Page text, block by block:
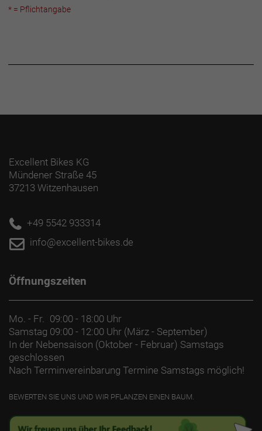
* = Pflichtangabe
Excellent Bikes KG
Mündener Straße 45
37213 Witzenhausen
+49 5542 933314
info@excellent-bikes.de
Öffnungszeiten
Mo. - Fr. 09:00 - 18:00 Uhr
Samstag 09:00 - 12:00 Uhr (März - September)
In der Nebensaison (Oktober - Februar) Samstags
geschlossen
Nach Terminvereinbarung Termine Samstags möglich!
BEWERTEN SIE UNS UND WIR PFLANZEN EINEN BAUM.